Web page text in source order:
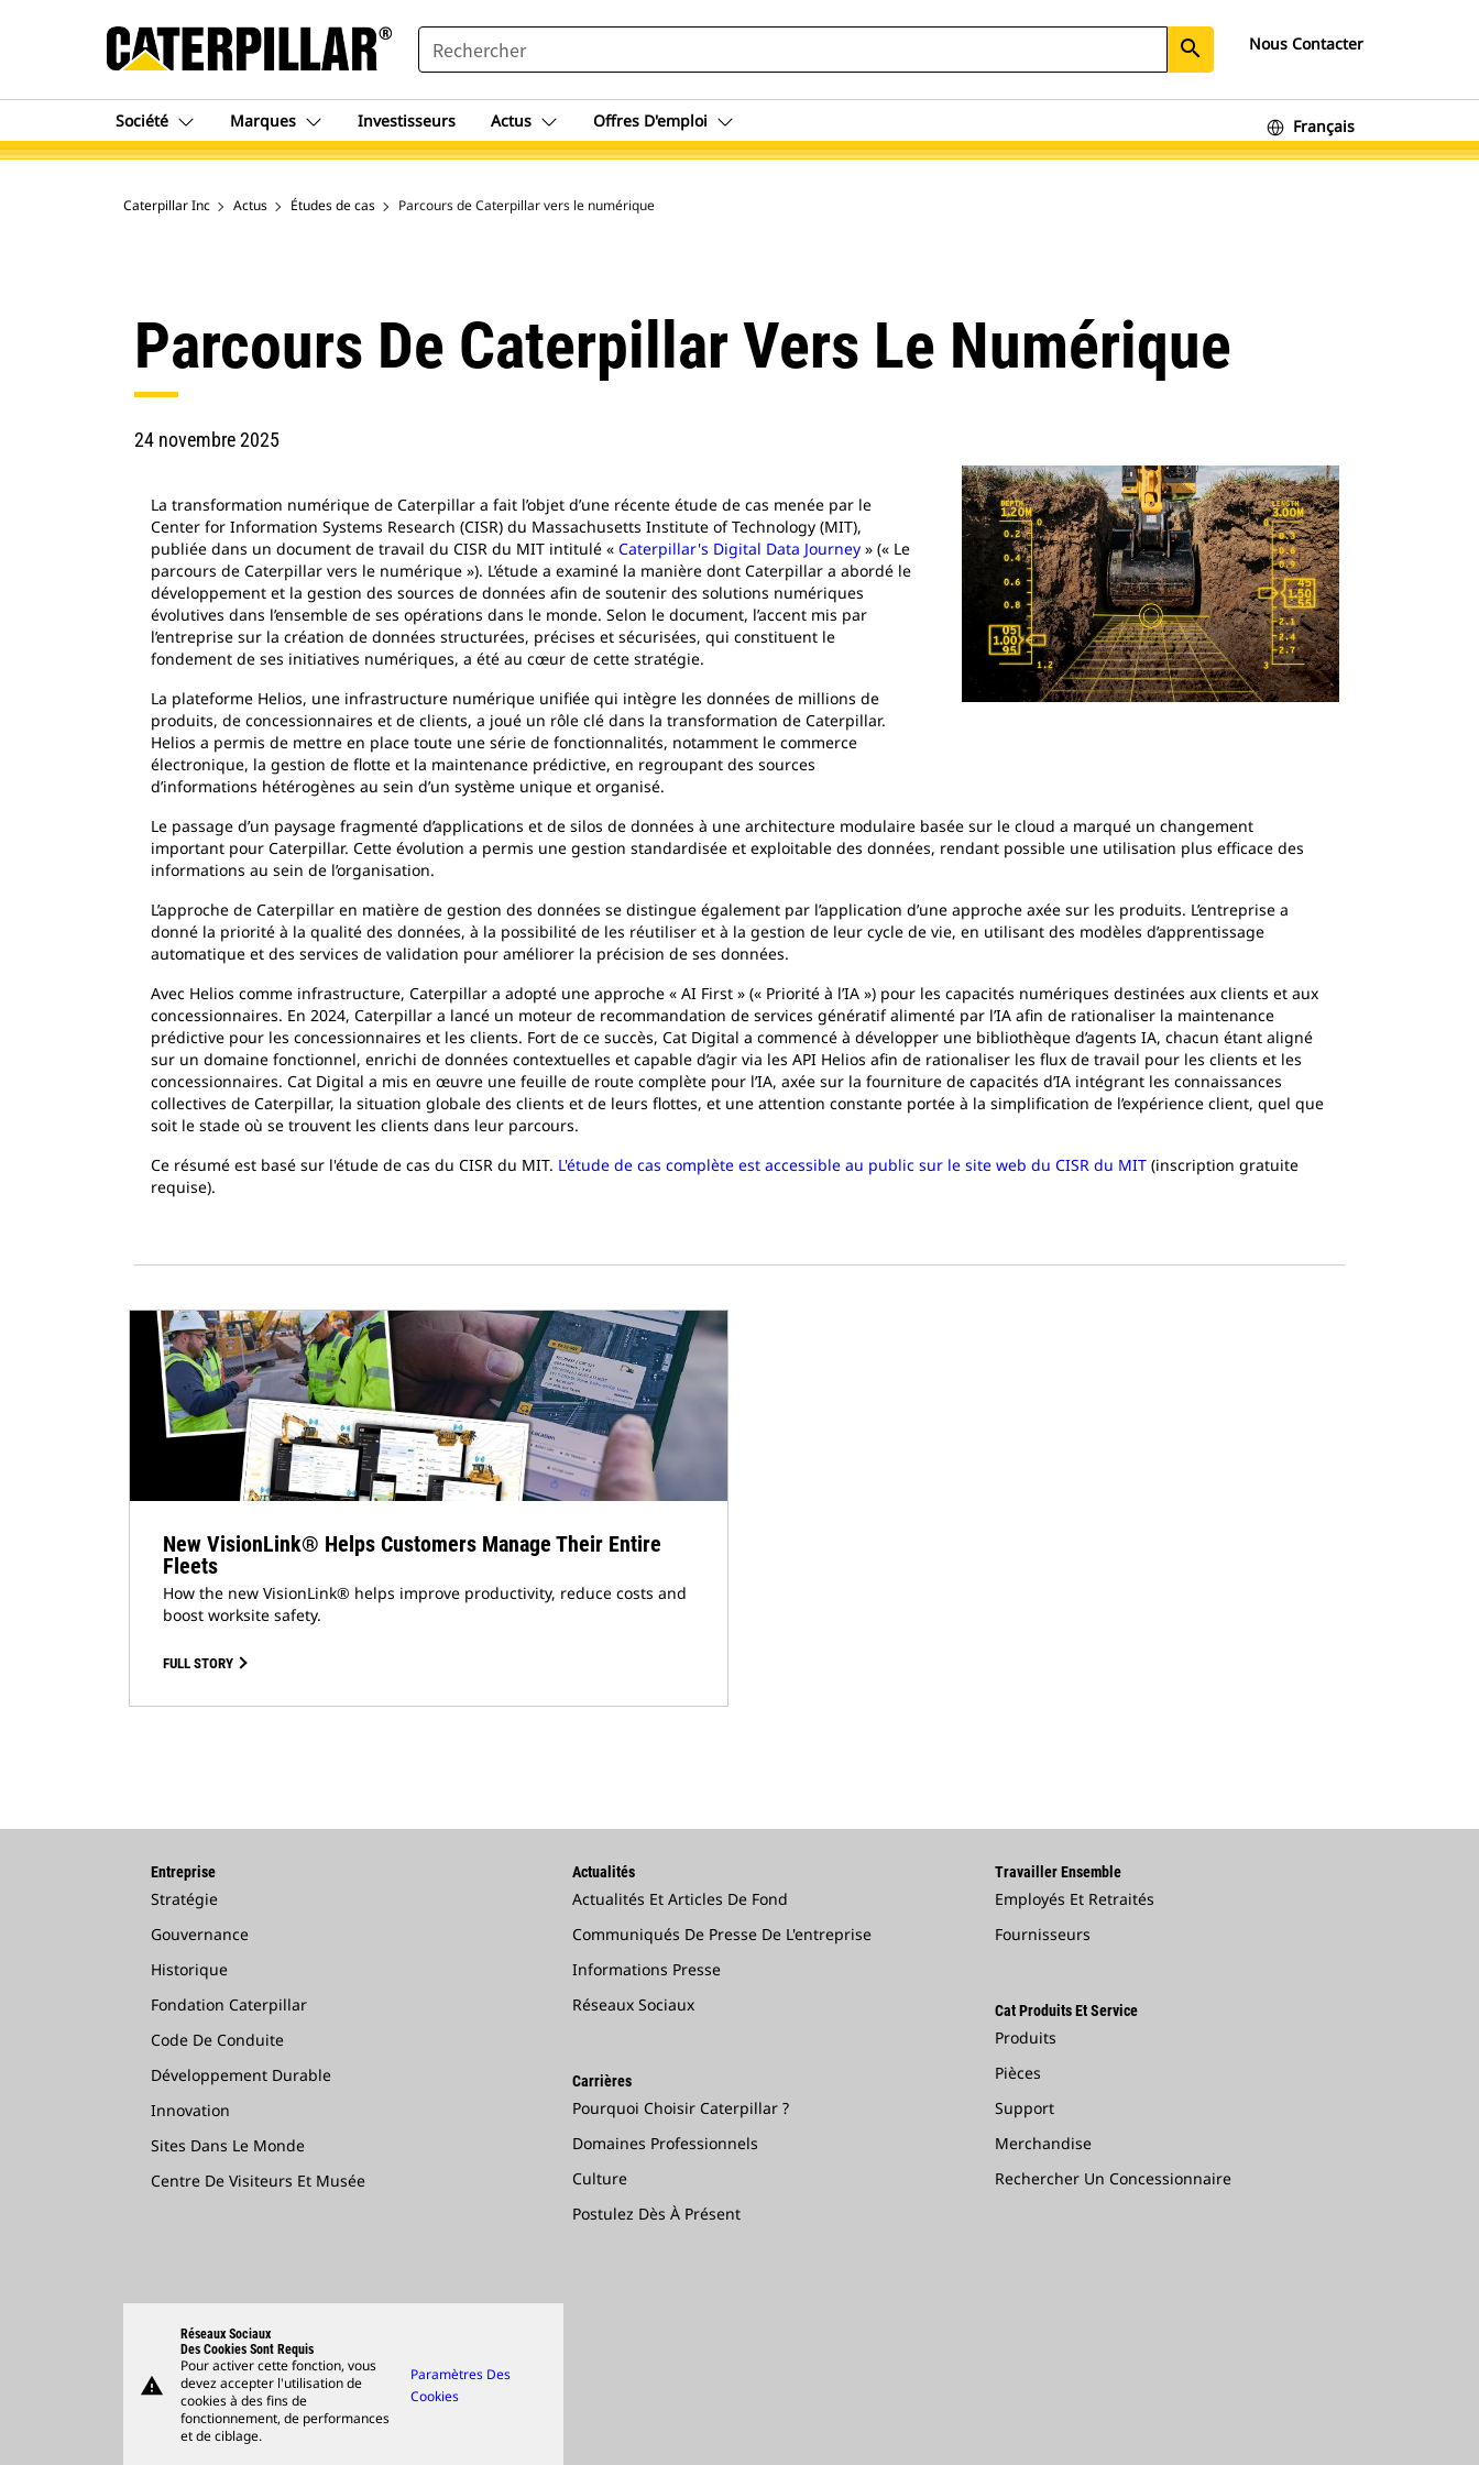
SEARCH search Nous Contacter
Société Marques Investisseurs Actus Offres D'emploi Français
Caterpillar Inc Actus Études de cas Parcours de Caterpillar vers le numérique
Parcours De Caterpillar Vers Le Numérique
24 novembre 2025
La transformation numérique de Caterpillar a fait l’objet d’une récente étude de cas menée par le
Center for Information Systems Research (CISR) du Massachusetts Institute of Technology (MIT),
publiée dans un document de travail du CISR du MIT intitulé « Caterpillar's Digital Data Journey » (« Le
parcours de Caterpillar vers le numérique »). L’étude a examiné la manière dont Caterpillar a abordé le
développement et la gestion des sources de données afin de soutenir des solutions numériques
évolutives dans l’ensemble de ses opérations dans le monde. Selon le document, l’accent mis par
l’entreprise sur la création de données structurées, précises et sécurisées, qui constituent le
fondement de ses initiatives numériques, a été au cœur de cette stratégie.
La plateforme Helios, une infrastructure numérique unifiée qui intègre les données de millions de
produits, de concessionnaires et de clients, a joué un rôle clé dans la transformation de Caterpillar.
Helios a permis de mettre en place toute une série de fonctionnalités, notamment le commerce
électronique, la gestion de flotte et la maintenance prédictive, en regroupant des sources
d’informations hétérogènes au sein d’un système unique et organisé.
Le passage d’un paysage fragmenté d’applications et de silos de données à une architecture modulaire basée sur le cloud a marqué un changement
important pour Caterpillar. Cette évolution a permis une gestion standardisée et exploitable des données, rendant possible une utilisation plus efficace des
informations au sein de l’organisation.
L’approche de Caterpillar en matière de gestion des données se distingue également par l’application d’une approche axée sur les produits. L’entreprise a
donné la priorité à la qualité des données, à la possibilité de les réutiliser et à la gestion de leur cycle de vie, en utilisant des modèles d’apprentissage
automatique et des services de validation pour améliorer la précision de ses données.
Avec Helios comme infrastructure, Caterpillar a adopté une approche « AI First » (« Priorité à l’IA ») pour les capacités numériques destinées aux clients et aux
concessionnaires. En 2024, Caterpillar a lancé un moteur de recommandation de services génératif alimenté par l’IA afin de rationaliser la maintenance
prédictive pour les concessionnaires et les clients. Fort de ce succès, Cat Digital a commencé à développer une bibliothèque d’agents IA, chacun étant aligné
sur un domaine fonctionnel, enrichi de données contextuelles et capable d’agir via les API Helios afin de rationaliser les flux de travail pour les clients et les
concessionnaires. Cat Digital a mis en œuvre une feuille de route complète pour l’IA, axée sur la fourniture de capacités d’IA intégrant les connaissances
collectives de Caterpillar, la situation globale des clients et de leurs flottes, et une attention constante portée à la simplification de l’expérience client, quel que
soit le stade où se trouvent les clients dans leur parcours.
Ce résumé est basé sur l'étude de cas du CISR du MIT. L'étude de cas complète est accessible au public sur le site web du CISR du MIT (inscription gratuite
requise).
New VisionLink® Helps Customers Manage Their Entire
Fleets
How the new VisionLink® helps improve productivity, reduce costs and
boost worksite safety.
FULL STORY
Entreprise
Stratégie
Gouvernance
Historique
Fondation Caterpillar
Code De Conduite
Développement Durable
Innovation
Sites Dans Le Monde
Centre De Visiteurs Et Musée
Actualités
Actualités Et Articles De Fond
Communiqués De Presse De L'entreprise
Informations Presse
Réseaux Sociaux
Carrières
Pourquoi Choisir Caterpillar ?
Domaines Professionnels
Culture
Postulez Dès À Présent
Travailler Ensemble
Employés Et Retraités
Fournisseurs
Cat Produits Et Service
Produits
Pièces
Support
Merchandise
Rechercher Un Concessionnaire
warning
Réseaux Sociaux
Des Cookies Sont Requis
Pour activer cette fonction, vous
devez accepter l'utilisation de
cookies à des fins de
fonctionnement, de performances
et de ciblage.
Paramètres Des
Cookies